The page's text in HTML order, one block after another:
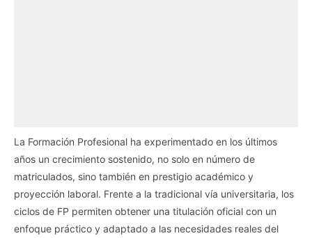
La Formación Profesional ha experimentado en los últimos
años un crecimiento sostenido, no solo en número de
matriculados, sino también en prestigio académico y
proyección laboral. Frente a la tradicional vía universitaria, los
ciclos de FP permiten obtener una titulación oficial con un
enfoque práctico y adaptado a las necesidades reales del